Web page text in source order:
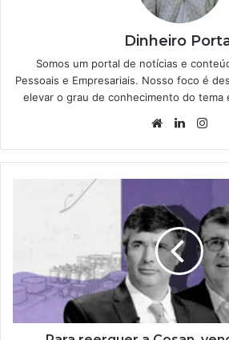
Dinheiro
Somos um portal de notícias e
Pessoais e Empresariais. Nosso foco é
elevar o grau de conhecimento do tema
WebsiteLinkedin